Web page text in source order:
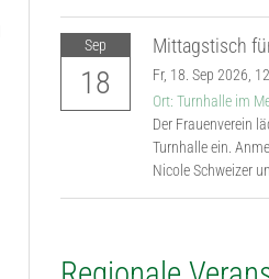
Sep
18
Mittagstisch
Fr, 18. Sep 2026 ,
Ort: Turnhalle im
Der Frauenverein
Turnhalle ein.
Nicole Schweizer